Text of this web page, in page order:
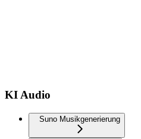
KI Audio
Suno Musikgenerierung